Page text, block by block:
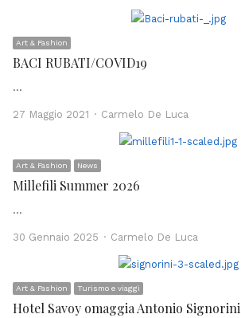
Art & Fashion
BACI RUBATI/COVID19
…
27 Maggio 2021 Author
Carmelo De Luca
Art & Fashion News
Millefili Summer 2026
…
30 Gennaio 2025 Author
Carmelo De Luca
Art & Fashion Turismo e viaggi
Hotel Savoy omaggia Antonio Signorini